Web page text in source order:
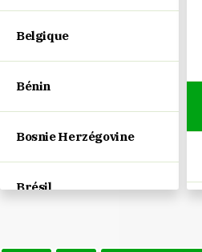
Belgique
Bénin
Bosnie Herzégovine
Brésil